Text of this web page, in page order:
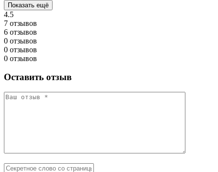
Показать ещё
4.5
7 отзывов
6 отзывов
0 отзывов
0 отзывов
0 отзывов
Оставить отзыв